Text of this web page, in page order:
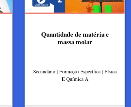
Quantidade de matéria e
massa molar
Secundário | Formação Específica | Física
E Química A